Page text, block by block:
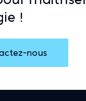
!
nous